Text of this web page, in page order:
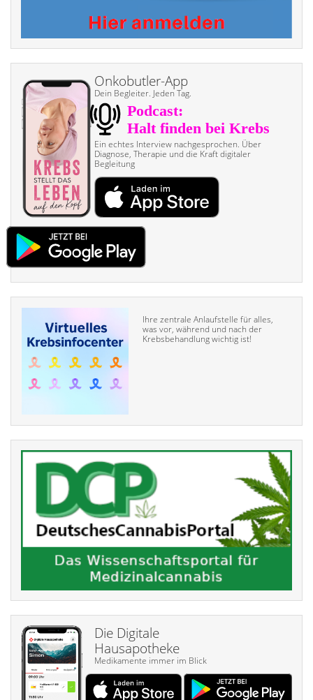
Onkobutler-App
Dein Begleiter. Jeden Tag.
Ein echtes Interview nach­gesprochen. Über
Diagnose, Therapie und die Kraft digitaler
Begleitung
Ihre zentrale Anlaufstelle für alles,
was vor, während und nach der
Krebsbehandlung wichtig ist!
Die Digitale
Hausapotheke
Medikamente immer im Blick